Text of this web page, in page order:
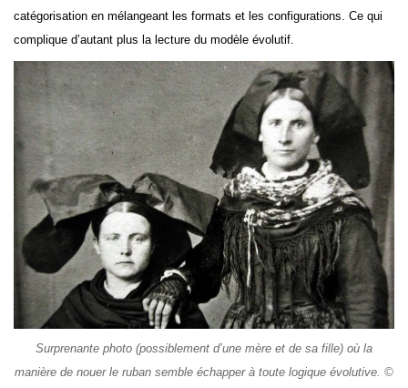
catégorisation en mélangeant les formats et les configurations. Ce qui
complique d’autant plus la lecture du modèle évolutif.
Surprenante photo (possiblement d’une mère et de sa fille) où la
manière de nouer le ruban semble échapper à toute logique évolutive. ©